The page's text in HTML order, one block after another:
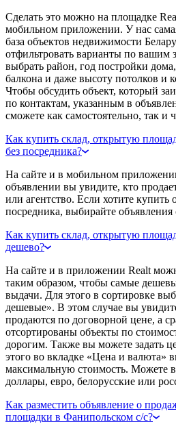
Сделать это можно на площадке
мобильном приложении. У нас
база объектов недвижимости
отфильтровать варианты по вашим
выбрать район, год постройки
балкона и даже высоту потолков и
Чтобы обсудить объект, который
по контактам, указанным в
сможете как самостоятельно, так и
Как купить склад, открытую
без посредника?
На сайте и в мобильном
объявлении вы увидите, кто
или агентство. Если хотите купить
посредника, выбирайте объявления
Как купить склад, открытую
дешево?
На сайте и в приложении Realt
таким образом, чтобы самые
выдачи. Для этого в сортировке
дешевые». В этом случае вы
продаются по договорной цене, а
отсортированы объекты по
дорогим. Также вы можете задать
этого во вкладке «Цена и валюта»
максимальную стоимость.
доллары, евро, белорусские или
Как разместить объявление о
площадки в Фанипольском с/с?